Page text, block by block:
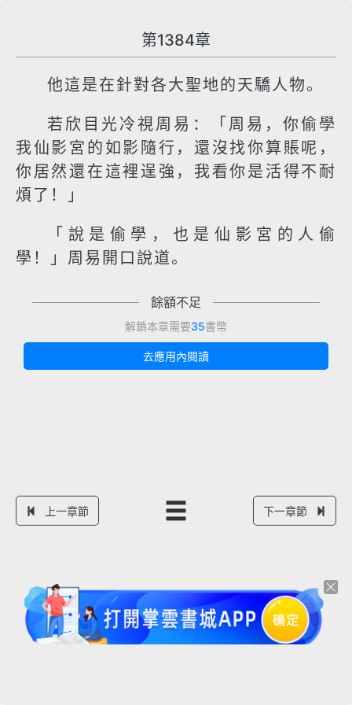
第1384章
他這是在針對各大聖地的天驕人物。
若欣目光冷視周易：「周易，你偷學
我仙影宮的如影隨行，還沒找你算賬呢，
你居然還在這裡逞強，我看你是活得不耐
煩了！」
「說是偷學，也是仙影宮的人偷
學！」周易開口說道。
餘額不足
解鎖本章需要35書幣
去應用內閱讀
上一章節 下一章節